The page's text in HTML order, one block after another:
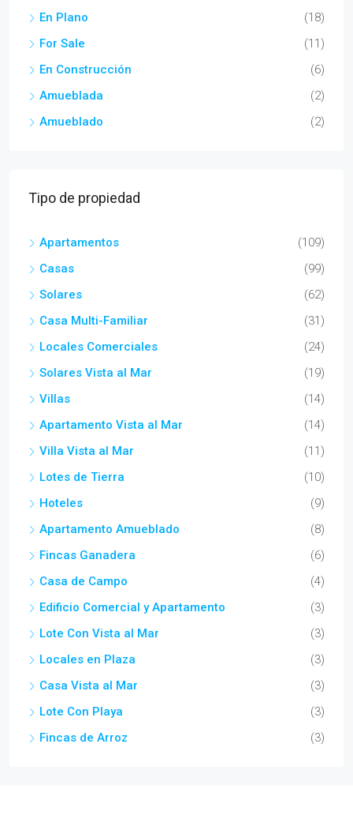
En Plano
(18)
For Sale
(11)
En Construcción
(6)
Amueblada
(2)
Amueblado
(2)
Tipo de propiedad
Apartamentos
(109)
Casas
(99)
Solares
(62)
Casa Multi-Familiar
(31)
Locales Comerciales
(24)
Solares Vista al Mar
(19)
Villas
(14)
Apartamento Vista al Mar
(14)
Villa Vista al Mar
(11)
Lotes de Tierra
(10)
Hoteles
(9)
Apartamento Amueblado
(8)
Fincas Ganadera
(6)
Casa de Campo
(4)
Edificio Comercial y Apartamento
(3)
Lote Con Vista al Mar
(3)
Locales en Plaza
(3)
Casa Vista al Mar
(3)
Lote Con Playa
(3)
Fincas de Arroz
(3)